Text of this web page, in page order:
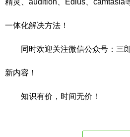
精灵、audition、Edius、camtasia
一体化解决方法！
同时欢迎关注微信公众号：三
新内容！
知识有价，时间无价！